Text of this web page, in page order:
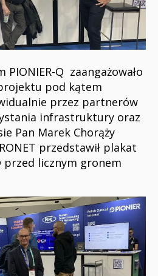
PIONIER-Q zaangażowało
pod kątem
przez partnerów
infrastruktury oraz
Pan Marek Chorąży
przedstawił plakat
przed licznym gronem